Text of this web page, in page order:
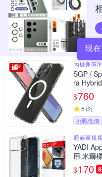
現
內層角落
SGP /
ra
$760
5 (2)
挑戰低價
通過軍規
YADI
用 米爾
$170